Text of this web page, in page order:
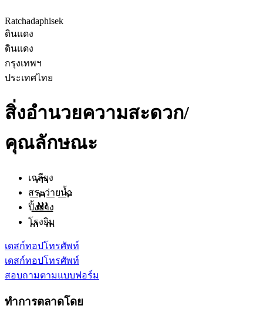
Ratchadaphisek
ดินแดง
ดินแดง
กรุงเทพฯ
ประเทศไทย
สิ่งอำนวยความสะดวก/
คุณลักษณะ
เฉลียง
สระว่ายน้ำ
ปิ้งย่าง
โรงยิม
เดสก์ทอปโทรศัพท์
เดสก์ทอปโทรศัพท์
สอบถามตามแบบฟอร์ม
ทำการตลาดโดย